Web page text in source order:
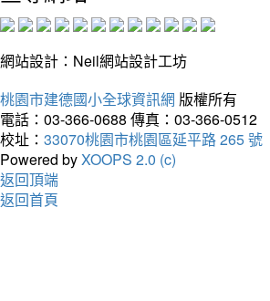
網站設計：Neil網站設計工坊
桃園市建德國小全球資訊網 版權所有
電話：03-366-0688 傳真：03-366-0512
校址： 33070桃園市桃園區延平路 265 號
Powered byXOOPS 2.0 (c)
返回頂端
返回首頁